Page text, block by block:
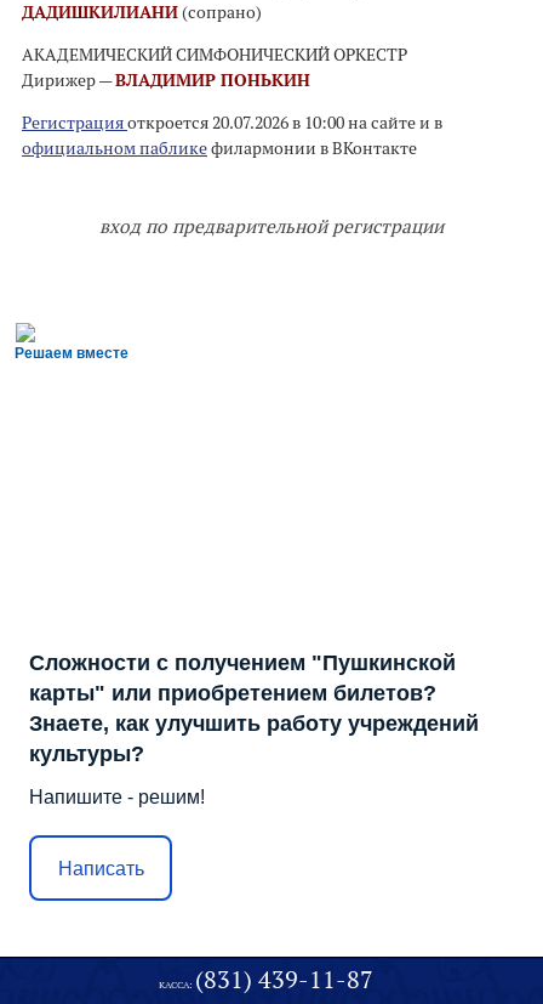
ДАДИШКИЛИАНИ(сопрано)
АКАДЕМИЧЕСКИЙ СИМФОНИЧЕСКИЙ ОРКЕСТР
Дирижер —ВЛАДИМИР ПОНЬКИН
Регистрацияоткроется 20.07.2026 в 10:00 на сайте и в
официальном пабликефилармонии в ВКонтакте
вход по предварительной регистрации
Решаем вместе
Сложности с получением "Пушкинской
карты" или приобретением билетов?
Знаете, как улучшить работу учреждений
культуры?
Напишите - решим!
Написать
КАССА: (831) 439-11-87